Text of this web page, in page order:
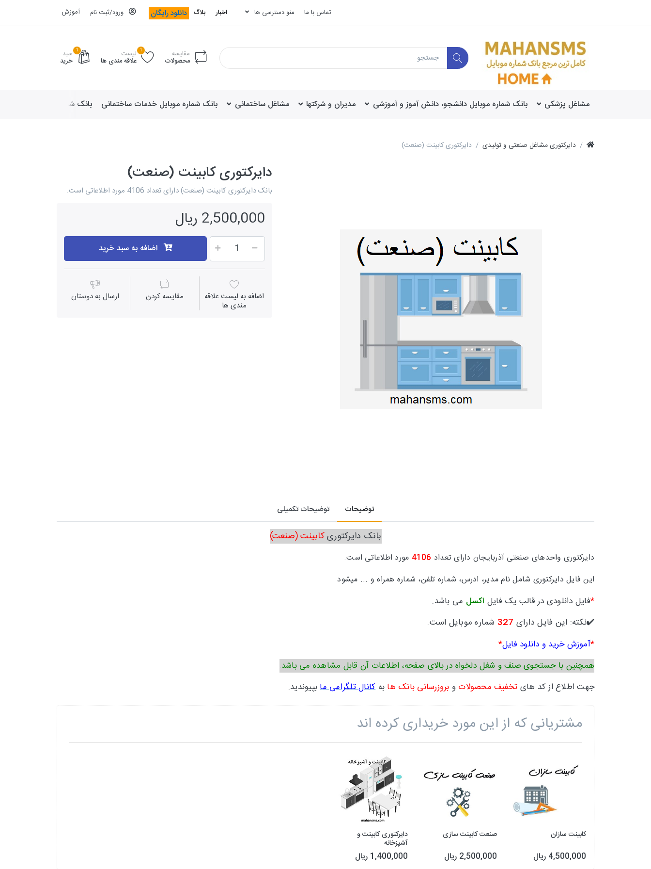
تماس با ما منو دسترسی ها اخبار بلاگ دانلود رایگان ورود/ثبت نام آموزش
مقایسه
محصولات
1 لیست
علاقه مندی ها
1 سبد
خرید
مشاغل پزشکی بانک شماره موبایل دانشجو، دانش آموز و آموزشی مدیران و شرکتها مشاغل ساختمانی بانک شماره موبایل خدمات ساختمانی بانک شماره موبایل لوازم
دایرکتوری مشاغل صنعتی و تولیدی دایرکتوری کابینت (صنعت)
دایرکتوری کابینت (صنعت)
بانک دایرکتوری کابینت (صنعت) دارای تعداد 4106 مورد اطلاعاتی است.
2,500,000 ریال
اضافه به سبد خرید
اضافه به لیست علاقه
مندی ها
مقايسه كردن ارسال به دوستان
توضیحات توضیحات تکمیلی
بانک دایرکتوریکابینت (صنعت)
دایرکتوری واحدهای صنعتی آذربایجان دارای تعداد 4106 مورد اطلاعاتی است.
این فایل دایرکتوری شامل نام مدیر، ادرس، شماره تلفن، شماره همراه و ... میشود
*فایل دانلودی در قالب یک فایل اکسل می باشد.
✔️نکته: این فایل دارای 327 شماره موبایل است.
*آموزش خرید و دانلود فایل*
همچنین با جستجوی صنف و شغل دلخواه در بالای صفحه، اطلاعات آن قابل مشاهده می باشد.
جهت اطلاع از کد های تخفیف محصولات و بروزرسانی بانک ها بهکانال تلگرامی مابپیوندید.
مشتریانی که از این مورد خریداری کرده اند
کابینت سازان
4,500,000 ریال
صنعت کابینت سازی
2,500,000 ریال
دایرکتوری کابینت و
آشپزخانه
1,400,000 ریال